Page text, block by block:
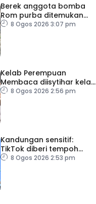
Berek anggota bomba
Rom purba ditemukan
berhampiran Colosseum
8 Ogos 2026 3:07 pm
Kelab Perempuan
Membaca diisytihar kelab
membaca terbesar di
8 Ogos 2026 2:56 pm
Kandungan sensitif:
TikTok diberi tempoh
perkukuh sistem
8 Ogos 2026 2:53 pm